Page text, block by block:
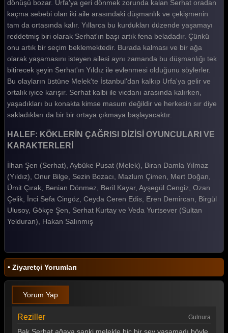
Halef Köklerin Çağrısı 11. Bölüm
Halef Köklerin Çağrısı 10. Bölüm
Halef Köklerin Çağrısı 9. Bölüm
Halef Köklerin Çağrısı 8. Bölüm
Halef Köklerin Çağrısı 7. Bölüm
Halef Köklerin Çağrısı 6. Bölüm
Halef Köklerin Çağrısı 5. Bölüm
Halef Köklerin Çağrısı 4. Bölüm
Halef Köklerin Çağrısı 2. Bölüm
Halef Köklerin Çağrısı 1. Bölüm
Tüm Bölümleri Göster
dönüşü bozar. Urfa'ya geri dönmek zorunda kalan Serhat oradan
kaçma sebebi olan iki aile arasındaki düşmanlık ve çekişmenin
tam da ortasında kalır. Yıllarca bu kurdukları düzende yaşamayı
reddetmiş biri olarak Serhat'ın başı artık fena beladadır. Çünkü
onu artık bir seçim beklemektedir. Burada kalması ve bir ağa
olarak yaşamasını isteyen ailesi aynı zamanda bu düşmanlığı tek
bitirecek şeyin Serhat'ın Yıldız ile evlenmesi olduğunu söylerler.
Bu olayların üstüne Melek'te İstanbul'dan kalkıp Urfa'ya gelir ve
ortalık iyice karışır. Serhat kalbi ile vicdanı arasında kalırken,
yaşadıkları bu konakta kimse masum değildir ve herkesin sır diye
sakladıkları da bir bir ortaya çıkmaya başlayacaktır.
HALEF: KÖKLERİN ÇAĞRISI DİZİSİ OYUNCULARI VE
KARAKTERLERİ
İlhan Şen (Serhat), Aybüke Pusat (Melek), Biran Damla Yılmaz
(Yıldız), Onur Bilge, Sezin Bozacı, Mazlum Çimen, Mert Doğan,
Ümit Çırak, Benian Dönmez, Beril Kayar, Ayşegül Cengiz, Ozan
Çelik, İnci Sefa Cingöz, Ceyda Ceren Edis, Eren Demircan, Birgül
Ulusoy, Gökçe Şen, Serhat Kurtay ve Veda Yurtsever (Sultan
Yelduran), Hakan Salınmış
• Ziyaretçi Yorumları
Yorum Yap
Reziller Gulnura
Bak Serhat ağaya sanki melekle hiç bir şey yaşamadı böyle